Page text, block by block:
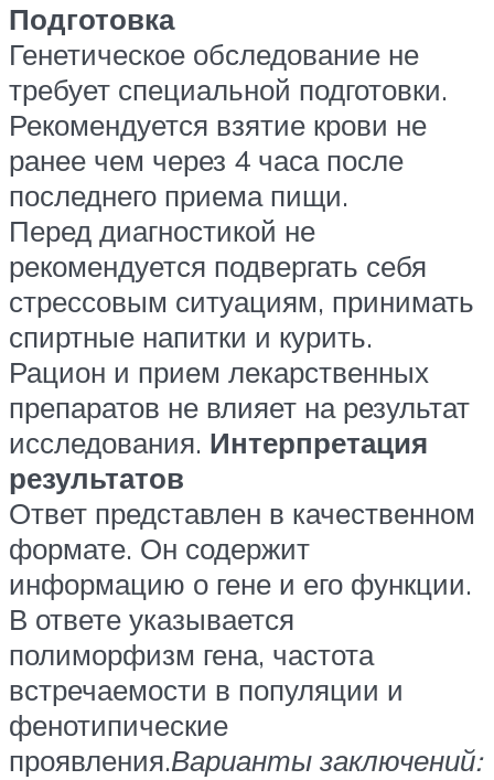
Подготовка
Генетическое обследование не
требует специальной подготовки.
Рекомендуется взятие крови не
ранее чем через 4 часа после
последнего приема пищи.
Перед диагностикой не
рекомендуется подвергать себя
стрессовым ситуациям, принимать
спиртные напитки и курить.
Рацион и прием лекарственных
препаратов не влияет на результат
исследования. Интерпретация
результатов
Ответ представлен в качественном
формате. Он содержит
информацию о гене и его функции.
В ответе указывается
полиморфизм гена, частота
встречаемости в популяции и
фенотипические
проявления.Варианты заключений: